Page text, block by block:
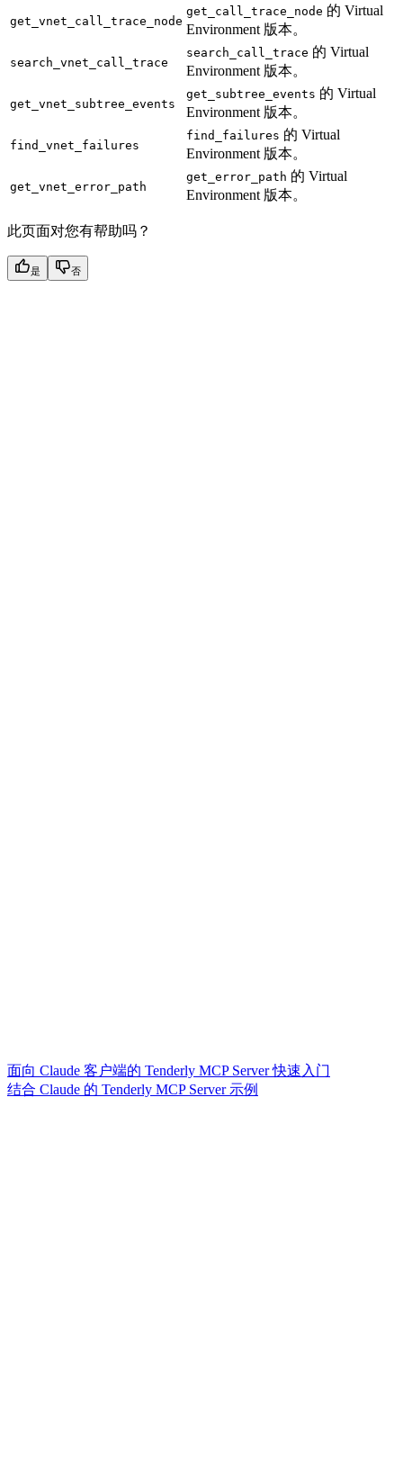
get_vnet_call_trace_node
get_call_trace_node 的 Virtual
Environment 版本。
search_vnet_call_trace
search_call_trace 的 Virtual
Environment 版本。
get_vnet_subtree_events
get_subtree_events 的 Virtual
Environment 版本。
find_vnet_failures
find_failures 的 Virtual
Environment 版本。
get_vnet_error_path
get_error_path 的 Virtual
Environment 版本。
此页面对您有帮助吗？
是 否
面向 Claude 客户端的 Tenderly MCP Server 快速入门
结合 Claude 的 Tenderly MCP Server 示例